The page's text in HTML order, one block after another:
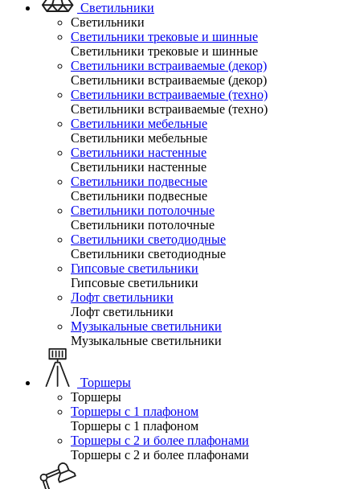
Светильники
Светильники
Светильники трековые и шинные
Светильники трековые и шинные
Светильники встраиваемые (декор)
Светильники встраиваемые (декор)
Светильники встраиваемые (техно)
Светильники встраиваемые (техно)
Светильники мебельные
Светильники мебельные
Светильники настенные
Светильники настенные
Светильники подвесные
Светильники подвесные
Светильники потолочные
Светильники потолочные
Светильники светодиодные
Светильники светодиодные
Гипсовые светильники
Гипсовые светильники
Лофт светильники
Лофт светильники
Музыкальные светильники
Музыкальные светильники
Торшеры
Торшеры
Торшеры с 1 плафоном
Торшеры с 1 плафоном
Торшеры с 2 и более плафонами
Торшеры с 2 и более плафонами